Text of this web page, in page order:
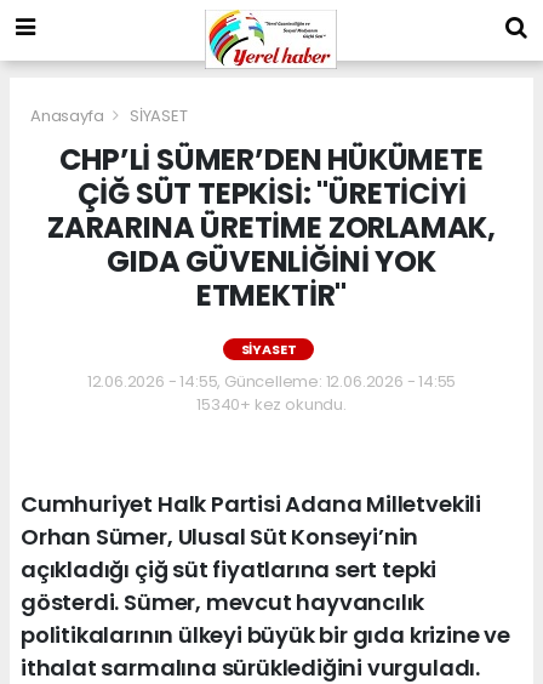
Anasayfa SİYASET
CHP’Lİ SÜMER’DEN HÜKÜMETE
ÇİĞ SÜT TEPKİSİ: "ÜRETİCİYİ
ZARARINA ÜRETİME ZORLAMAK,
GIDA GÜVENLİĞİNİ YOK
ETMEKTİR"
SİYASET
12.06.2026 - 14:55, Güncelleme: 12.06.2026 - 14:55
15340+ kez okundu.
Cumhuriyet Halk Partisi Adana Milletvekili
Orhan Sümer, Ulusal Süt Konseyi’nin
açıkladığı çiğ süt fiyatlarına sert tepki
gösterdi. Sümer, mevcut hayvancılık
politikalarının ülkeyi büyük bir gıda krizine ve
ithalat sarmalına sürüklediğini vurguladı.